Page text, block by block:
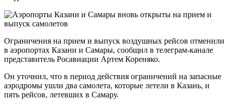
Ограничения на прием и выпуск воздушных рейсов отменили
в аэропортах Казани и Самары, сообщил в телеграм-канале
представитель Росавиации Артем Кореняко.
Он уточнил, что в период действия ограничений на запасные
аэродромы ушли два самолета, которые летели в Казань, и
пять рейсов, летевших в Самару.